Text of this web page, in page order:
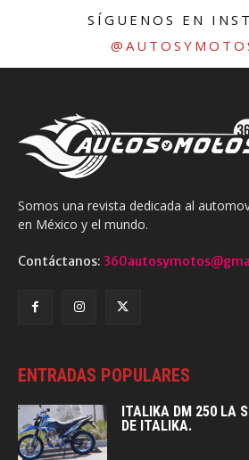
SÍGUENOS EN
Somos una revista dedicada al
en México y el mundo.
Contáctanos:
ENTRADAS POPULARES
ITALIKA DM 250 LA
DE ITALIKA.